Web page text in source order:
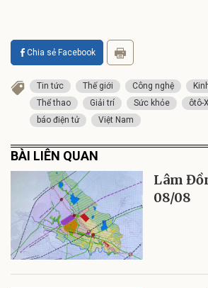
Chia sẻ Facebook
Tin tức Thế giới Công nghệ
Thể thao
Giải trí Sức khỏe ôtô-
báo điện tử
Việt Nam
BÀI LIÊN QUAN
Lâm
08/08